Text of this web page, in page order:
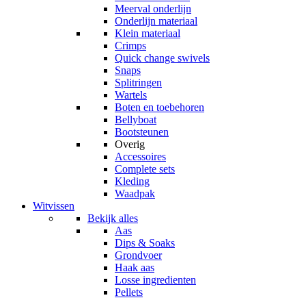
Meerval onderlijn
Onderlijn materiaal
Klein materiaal
Crimps
Quick change swivels
Snaps
Splitringen
Wartels
Boten en toebehoren
Bellyboat
Bootsteunen
Overig
Accessoires
Complete sets
Kleding
Waadpak
Witvissen
Bekijk alles
Aas
Dips & Soaks
Grondvoer
Haak aas
Losse ingredienten
Pellets